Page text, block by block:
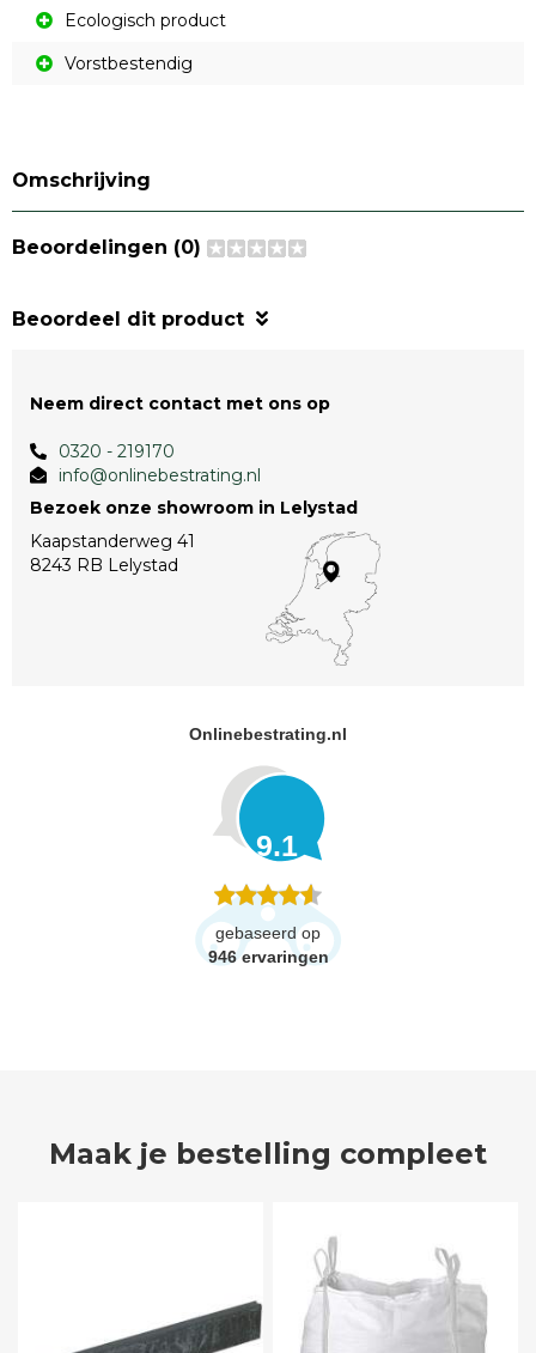
Ecologisch product
Vorstbestendig
Omschrijving
Beoordelingen (0)
Beoordeel dit product
Neem direct contact met ons op
0320 - 219170
info@onlinebestrating.nl
Bezoek onze showroom in Lelystad
Kaapstanderweg 41
8243 RB Lelystad
Onlinebestrating.nl
9.1
gebaseerd op
946 ervaringen
Maak je bestelling compleet